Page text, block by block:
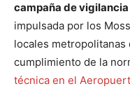
campaña de
impulsada por los
locales metropolitanas
cumplimiento de la
técnica en el